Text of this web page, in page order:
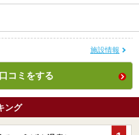
施設情報
コミをする
ング